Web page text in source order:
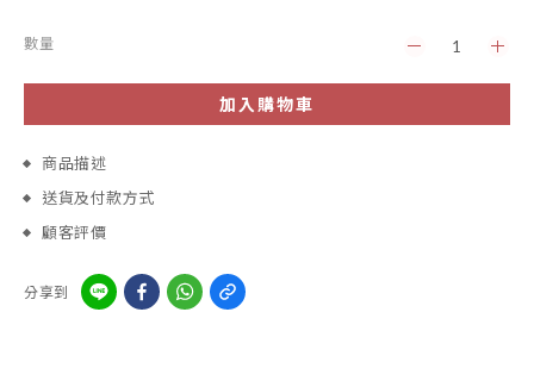
數量
加入購物車
商品描述
送貨及付款方式
顧客評價
分享到